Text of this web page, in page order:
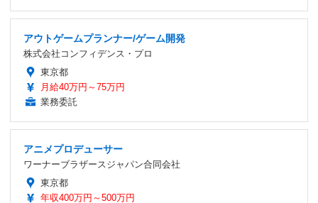
アウトゲームプランナー/ゲーム開発
株式会社コンフィデンス・プロ
東京都
月給40万円～75万円
業務委託
アニメプロデューサー
ワーナーブラザースジャパン合同会社
東京都
年収400万円～500万円